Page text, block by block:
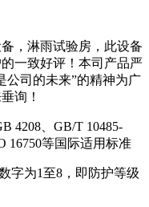
，淋雨试验房，此设备
一致好评！本司产品严
公司的未来”的精神为广
询！
4208、GB/T 10485-
16750等国际适用标准
字为1至8，即防护等级